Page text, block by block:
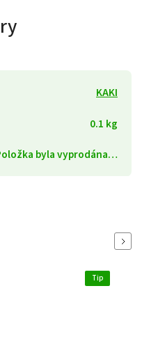
KAKI
0.1 kg
byla vyprodána…
Tip
Next